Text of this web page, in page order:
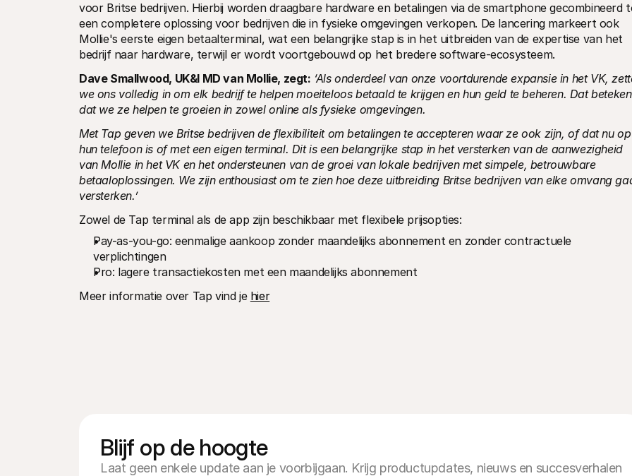
voor Britse bedrijven. Hierbij worden draagbare hardware en betalingen via de smartphone gecombineerd
een completere oplossing voor bedrijven die in fysieke omgevingen verkopen. De lancering markeert ook
Mollie's eerste eigen betaalterminal, wat een belangrijke stap is in het uitbreiden van de expertise van het
bedrijf naar hardware, terwijl er wordt voortgebouwd op het bredere software-ecosysteem.
Dave Smallwood, UK&I MD van Mollie, zegt: ‘Als onderdeel van onze voortdurende expansie in het VK,
we ons volledig in om elk bedrijf te helpen moeiteloos betaald te krijgen en hun geld te beheren. Dat
dat we ze helpen te groeien in zowel online als fysieke omgevingen.
Met Tap geven we Britse bedrijven de flexibiliteit om betalingen te accepteren waar ze ook zijn, of dat nu op
hun telefoon is of met een eigen terminal. Dit is een belangrijke stap in het versterken van de aanwezigheid
van Mollie in het VK en het ondersteunen van de groei van lokale bedrijven met simpele, betrouwbare
betaaloplossingen. We zijn enthousiast om te zien hoe deze uitbreiding Britse bedrijven van elke omvang
versterken.’
Zowel de Tap terminal als de app zijn beschikbaar met flexibele prijsopties:
Pay-as-you-go: eenmalige aankoop zonder maandelijks abonnement en zonder contractuele
verplichtingen
Pro: lagere transactiekosten met een maandelijks abonnement
Meer informatie over Tap vind je hier
Blijf op de hoogte
Laat geen enkele update aan je voorbijgaan. Krijg productupdates, nieuws en succesverhalen